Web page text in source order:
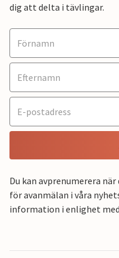
dig att delta i tävlingar.
Du kan avprenumerera
för avanmälan i våra
information i enlighet